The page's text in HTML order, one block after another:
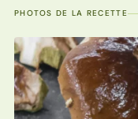
PHOTOS DE LA RECETTE